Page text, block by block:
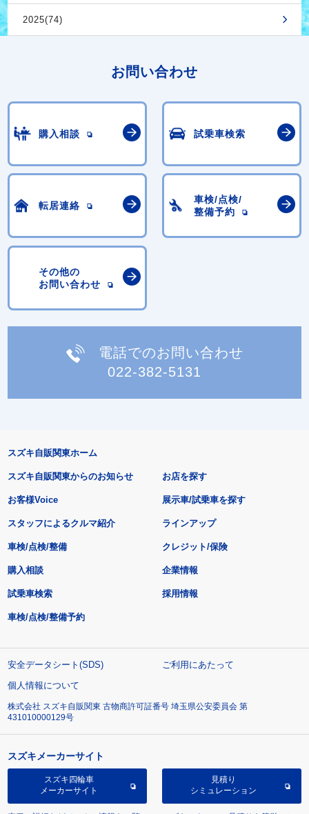
2025(74)
お問い合わせ
購入相談 試乗車検索
転居連絡
車検/点検/
整備予約
その他の
お問い合わせ
電話でのお問い合わせ
022-382-5131
スズキ自販関東ホーム
スズキ自販関東からのお知らせ
お客様Voice
スタッフによるクルマ紹介
お店を探す
展示車/試乗車を探す
ラインアップ
車検/点検/整備 クレジット/保険
購入相談
試乗車検索
車検/点検/整備予約
企業情報
採用情報
安全データシート(SDS)
ご利用にあたって
個人情報について
株式会社 スズキ自販関東 古物商許可証番号 埼玉県公安委員会 第
431010000129号
スズキメーカーサイト
スズキ四輪車
メーカーサイト
見積り
シミュレーション